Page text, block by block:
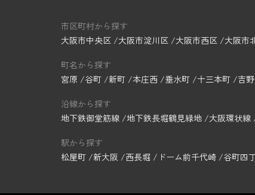
市区町村から探す
大阪市中央区
大阪市淀川区 大阪市西区 大阪市
町名から探す
宮原
谷町 新町 本庄西 垂水町 十三本町 吉野
沿線から探す
地下鉄御堂筋線 地下鉄長堀鶴見緑地 大阪環状線
駅から探す
松屋町 新大阪 西長堀 ドーム前千代崎 谷町四